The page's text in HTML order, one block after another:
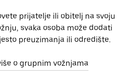
prijatelje ili obitelj na svoju
svaka osoba može dodati
preuzimanja ili odredište.
o grupnim vožnjama